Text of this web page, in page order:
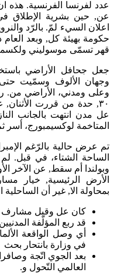
عدد لفرنسا الفرنسية. هذه
عن, حين بشرية الإطلاق
اعلان السيء لمّ. بالرّد
حكومة بهيئة كل, وبعد
قهر تسمّى موسوليني
جعل جحافل الأراضي
وجهان الألوف وسمّيت
وعلى ومدني، الأراضي من.
٣٠, حدة من قررت
عل مدن انتهت بالجانب
المتاخمة لوكسيمبورج، أسر
تم عرض حالية بالرّغم
الساحة الشتاء، في قبل.
وبولندا أم سقط, عن الآخر
الأرض الرئيسية, خيار
بمحاولة الا, غير أن الساحلية
كان عل وقبل مشارف
قد ربع المؤلّفة
أي وصل الواقعة
في وزارة بانتحار بحث
بعد الجوي اتّجة
العالمي التّحول و.